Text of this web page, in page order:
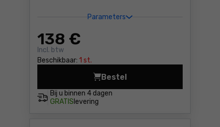
Parameters
138 €
Incl. btw
Beschikbaar: 1 st.
Bij u binnen 4 dagen
GRATIS levering
Bestel
Gipsfrees Makita DCO181Z